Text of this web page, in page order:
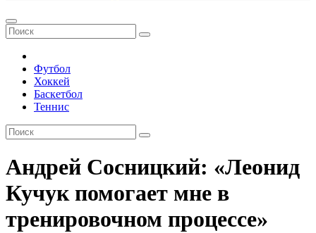
Футбол
Хоккей
Баскетбол
Теннис
Андрей Сосницкий: «Леонид
Кучук помогает мне в
тренировочном процессе»